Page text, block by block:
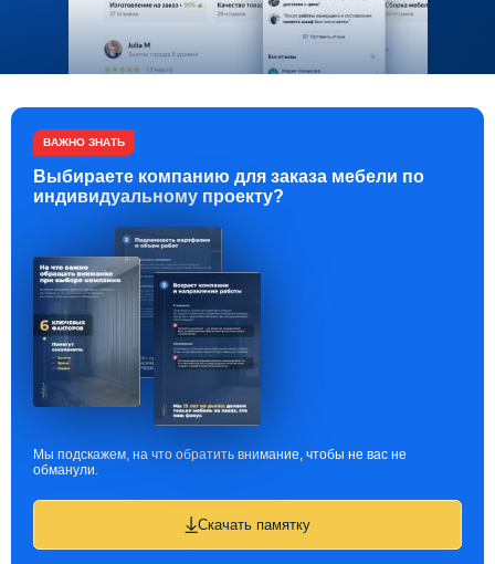
ВАЖНО ЗНАТЬ
Выбираете компанию для заказа мебели по
индивидуальному проекту?
Мы подскажем, на что обратить внимание, чтобы не вас не
обманули.
Скачать памятку